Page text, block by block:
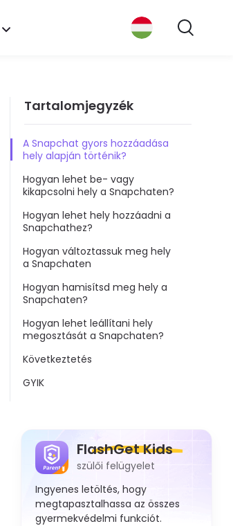
Tartalomjegyzék
A Snapchat gyors hozzáadása
hely alapján történik?
Hogyan lehet be- vagy
kikapcsolni hely a Snapchaten?
Hogyan lehet hely hozzáadni a
Snapchathez?
Hogyan változtassuk meg hely
a Snapchaten
Hogyan hamisítsd meg hely a
Snapchaten?
Hogyan lehet leállítani hely
megosztását a Snapchaten?
Következtetés
GYIK
FlashGet Kids
szülői felügyelet
Ingyenes letöltés, hogy
megtapasztalhassa az összes
gyermekvédelmi funkciót.